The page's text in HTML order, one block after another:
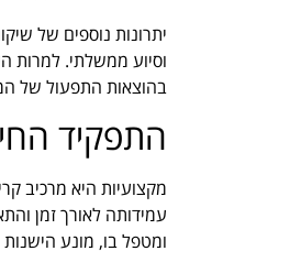
יתרונות נוספים של
וסיוע ממשלתי. למרות
בהוצאות התפעול של
התפקיד
מקצועיות היא מרכיב
עמידותה לאורך זמן
ומטפל בו, מונע